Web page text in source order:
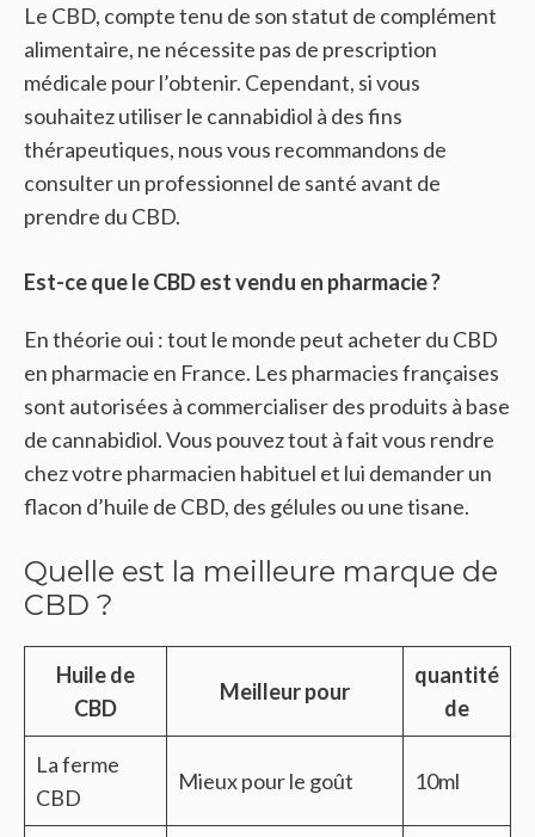
Le CBD, compte tenu de son statut de complément
alimentaire, ne nécessite pas de prescription
médicale pour l’obtenir. Cependant, si vous
souhaitez utiliser le cannabidiol à des fins
thérapeutiques, nous vous recommandons de
consulter un professionnel de santé avant de
prendre du CBD.
Est-ce que le CBD est vendu en pharmacie ?
En théorie oui : tout le monde peut acheter du CBD
en pharmacie en France. Les pharmacies françaises
sont autorisées à commercialiser des produits à base
de cannabidiol. Vous pouvez tout à fait vous rendre
chez votre pharmacien habituel et lui demander un
flacon d’huile de CBD, des gélules ou une tisane.
Quelle est la meilleure marque de
CBD ?
Huile de
CBD
Meilleur pour
quantité
de
La ferme
CBD
Mieux pour le goût 10ml